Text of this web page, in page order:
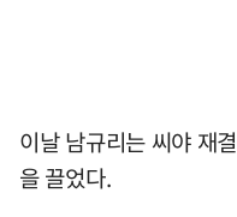
이날 남규리는 씨야 재
을 끌었다.